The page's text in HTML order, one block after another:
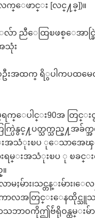
လက္ေဖာင္း [လင္႔ခ္])။
ာ ညီေထြၿဖစ္ေအာင္ခြဲ
သံုး
ထက္ ရိွပါကပထမေလွ်ာက္
င္း90အ တြင္းငွား
ပြဲနွင္႔ပတ္သက္သည္႔အခ်
းရမ္းအသံုးၿပ ုေသာအ
းရမ္းအသံုးၿပ ု ၿခင္း
မႈမ်ား၊သင္တန္းမ်ား၊
႔ကာလအတြင္းေနထိုင္သူ
ာသဘာဝကိုဤဗ်ဴရိုဝန္ထမ္